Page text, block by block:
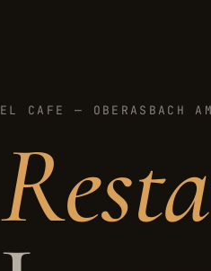
EL CAFE — OBERASBACH